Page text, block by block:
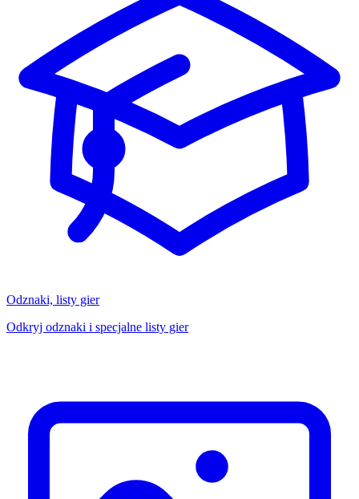
Odznaki, listy gier
Odkryj odznaki i specjalne listy gier